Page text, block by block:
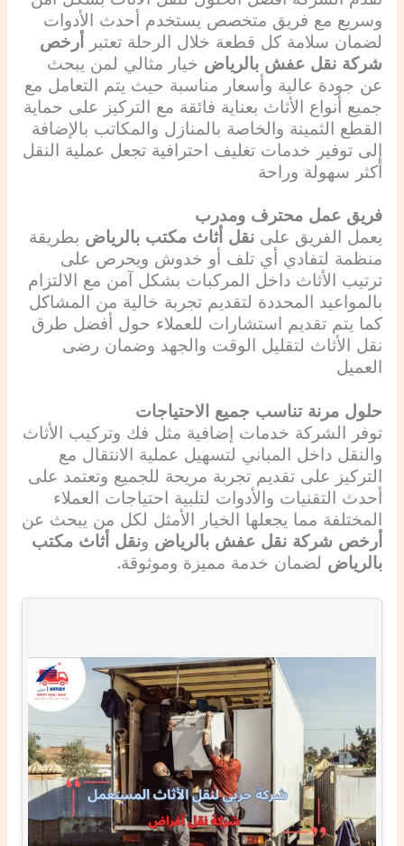
وسريع مع فريق متخصص يستخدم أحدث الأدوات
لضمان سلامة كل قطعة خلال الرحلة تعتبر
أرخص
شركة نقل عفش بالرياض خيار مثالي لمن يبحث
عن جودة عالية وأسعار مناسبة حيث يتم التعامل مع
جميع أنواع الأثاث بعناية فائقة مع التركيز على حماية
القطع الثمينة والخاصة بالمنازل والمكاتب بالإضافة
إلى توفير خدمات تغليف احترافية تجعل عملية النقل
أكثر سهولة وراحة
فريق عمل محترف ومدرب
يعمل الفريق على نقل أثاث مكتب بالرياض بطريقة
منظمة لتفادي أي تلف أو خدوش ويحرص على
ترتيب الأثاث داخل المركبات بشكل آمن مع الالتزام
بالمواعيد المحددة لتقديم تجربة خالية من المشاكل
كما يتم تقديم استشارات للعملاء حول أفضل طرق
نقل الأثاث لتقليل الوقت والجهد وضمان رضى
العميل
حلول مرنة تناسب جميع الاحتياجات
توفر الشركة خدمات إضافية مثل فك وتركيب الأثاث
والنقل داخل المباني لتسهيل عملية الانتقال مع
التركيز على تقديم تجربة مريحة للجميع وتعتمد على
أحدث التقنيات والأدوات لتلبية احتياجات العملاء
المختلفة مما يجعلها الخيار الأمثل لكل من يبحث عن
أرخص شركة نقل عفش بالرياض ونقل أثاث مكتب
بالرياض لضمان خدمة مميزة وموثوقة.